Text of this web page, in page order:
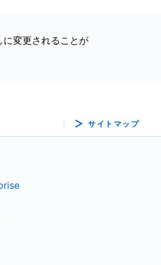
変更されることが
サイトマップ